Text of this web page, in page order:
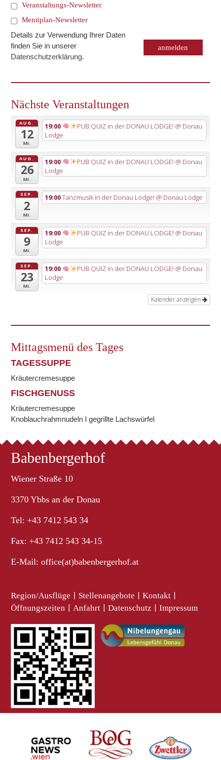
Veranstaltungs-Newsletter
Menüplan-Newsletter
Details zur Verwendung Ihrer Daten
finden Sie in unserer
Datenschutzerklärung.
Nächste Veranstaltungen
AUG.
12
Mi.
19:00 PUB QUIZ in der DONAU LODGE! @ Donau
Lodge
AUG.
26
Mi.
19:00 PUB QUIZ in der DONAU LODGE! @ Donau
Lodge
SEP.
2
Mi.
19:00Tanzmusik in der Donau Lodge! @ Donau Lodge
SEP.
9
Mi.
19:00 PUB QUIZ in der DONAU LODGE! @ Donau
Lodge
SEP.
23
Mi.
19:00 PUB QUIZ in der DONAU LODGE! @ Donau
Lodge
Kalender anzeigen
Mittagsmenü des Tages
TAGESSUPPE
Kräutercremesuppe
FISCHGENUSS
Kräutercremesuppe
Knoblauchrahmnudeln I gegrillte Lachswürfel
Babenbergerhof
Wiener Straße 10
3370 Ybbs an der Donau
Tel: +43 7412 543 34
Fax: +43 7412 543 34-15
E-Mail:office(at)babenbergerhof.at
Region/Ausflüge Stellenangebote Kontakt
Öffnungszeiten Anfahrt Datenschutz Impressum